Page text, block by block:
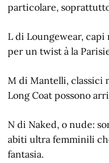
particolare,
L di Loungewear, capi
per un twist à la
M di Mantelli, classici
Long Coat possono
N di Naked, o nude:
abiti ultra femminili
fantasia.